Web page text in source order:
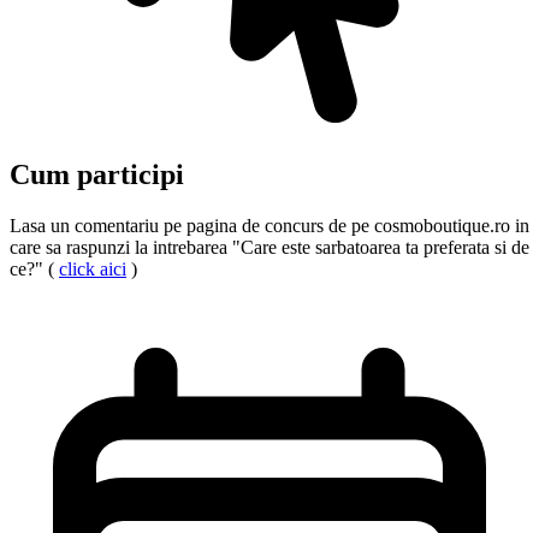
Cum participi
Lasa un comentariu pe pagina de concurs de pe cosmoboutique.ro in
care sa raspunzi la intrebarea "Care este sarbatoarea ta preferata si de
ce?" ( click aici )